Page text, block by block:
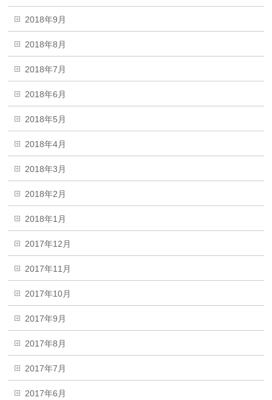
2018年9月
2018年8月
2018年7月
2018年6月
2018年5月
2018年4月
2018年3月
2018年2月
2018年1月
2017年12月
2017年11月
2017年10月
2017年9月
2017年8月
2017年7月
2017年6月